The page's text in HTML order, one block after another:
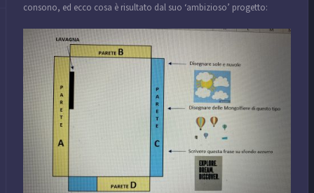
consono, ed ecco cosa è risultato dal suo ‘ambizioso’ progetto: